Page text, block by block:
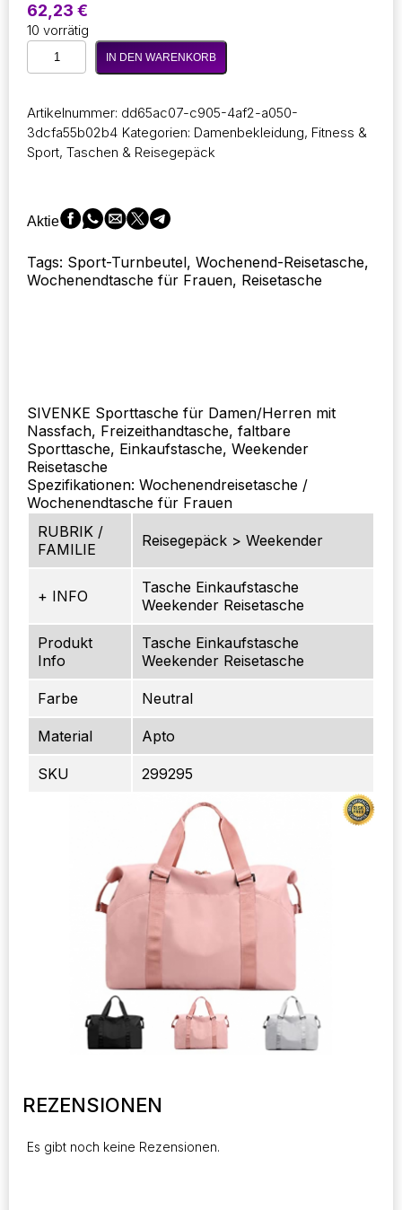
62,23 €
10 vorrätig
SIVENKE
Sporttasche
/
Männer
Fitnessstudio
Nassfach,
Freizeit
faltbar
Menge
IN DEN WARENKORB
Artikelnummer: dd65ac07-c905-4af2-a050-
3dcfa55b02b4 Kategorien: Damenbekleidung, Fitness &
Sport, Taschen & Reisegepäck
Aktie
Tags: Sport-Turnbeutel, Wochenend-Reisetasche,
Wochenendtasche für Frauen, Reisetasche
SIVENKE Sporttasche für Damen/Herren mit
Nassfach, Freizeithandtasche, faltbare
Sporttasche, Einkaufstasche, Weekender
Reisetasche
Spezifikationen: Wochenendreisetasche /
Wochenendtasche für Frauen
RUBRIK /
FAMILIE
Reisegepäck > Weekender
+ INFO
Tasche Einkaufstasche
Weekender Reisetasche
Produkt
Info
Tasche Einkaufstasche
Weekender Reisetasche
Farbe Neutral
Material Apto
SKU 299295
REZENSIONEN
Es gibt noch keine Rezensionen.